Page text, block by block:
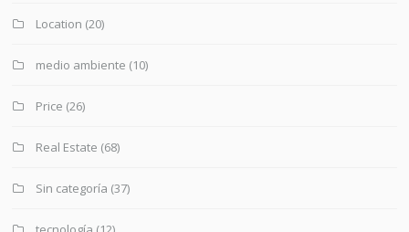
Location (20)
medio ambiente (10)
Price (26)
Real Estate (68)
Sin categoría (37)